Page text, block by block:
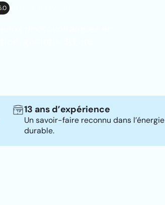
13 ans d’expérience
Un savoir-faire reconnu dans l’énergie
durable.